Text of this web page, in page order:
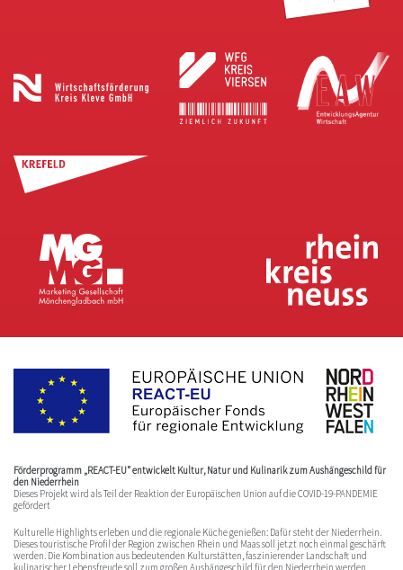
Förderprogramm „REACT-EU“ entwickelt Kultur, Natur und Kulinarik zum Aushängeschild für
den Niederrhein
Dieses Projekt wird als Teil der Reaktion der Europäischen Union auf die COVID-19-PANDEMIE
gefördert
Kulturelle Highlights erleben und die regionale Küche genießen: Dafür steht der Niederrhein.
Dieses touristische Profil der Region zwischen Rhein und Maas soll jetzt noch einmal geschärft
werden. Die Kombination aus bedeutenden Kulturstätten, faszinierender Landschaft und
kulinarischer Lebensfreude soll zum großen Aushängeschild für den Niederrhein werden.